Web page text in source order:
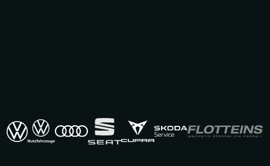
Autohaus BEROLINA